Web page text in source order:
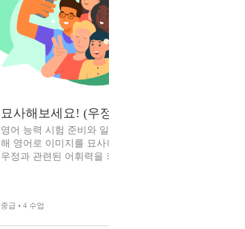
묘사해보세요! (우정)
영어 능력 시험 준비와 일상 회화를 위
해 영어로 이미지를 묘사하는 능력과
우정과 관련된 어휘력을 키워보세요
중급 • 4 수업